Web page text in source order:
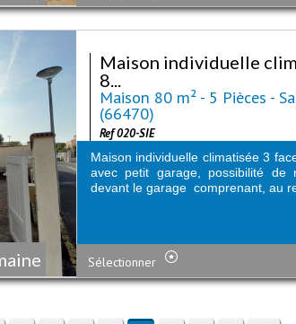
Maison individuelle
8...
Maison 80 m² - 5 Pièces -
(66470)
Ref 020-SIE
Maison individuelle climatisée 3
avec petit garage, possibilité de
devant le garage comprenant, au
Sélectionner